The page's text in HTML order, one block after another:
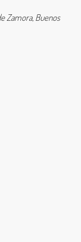
Zamora, Buenos